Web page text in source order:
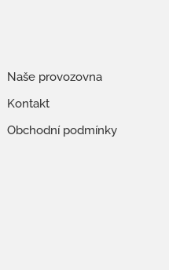
Naše provozovna
Kontakt
Obchodní podmínky